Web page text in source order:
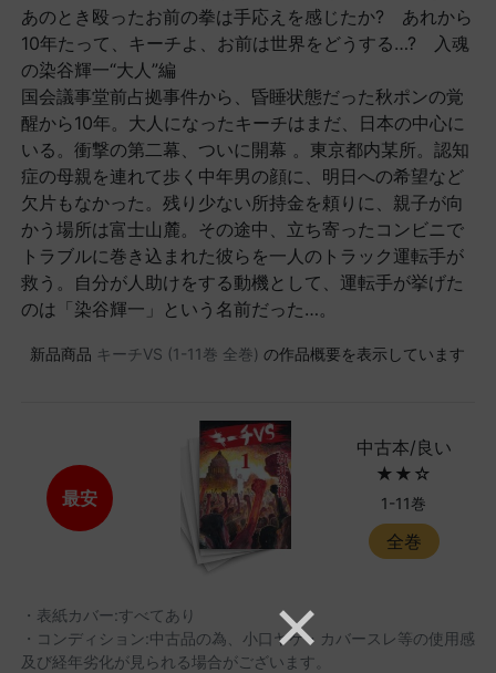
あのとき殴ったお前の拳は手応えを感じたか? あれから
10年たって、キーチよ、お前は世界をどうする…? 入魂
の染谷輝一“大人”編
国会議事堂前占拠事件から、昏睡状態だった秋ポンの覚
醒から10年。大人になったキーチはまだ、日本の中心に
いる。衝撃の第二幕、ついに開幕 。東京都内某所。認知
症の母親を連れて歩く中年男の顔に、明日への希望など
欠片もなかった。残り少ない所持金を頼りに、親子が向
かう場所は富士山麓。その途中、立ち寄ったコンビニで
トラブルに巻き込まれた彼らを一人のトラック運転手が
救う。自分が人助けをする動機として、運転手が挙げた
のは「染谷輝一」という名前だった…。
新品商品 キーチVS (1-11巻 全巻) の作品概要を表示しています
最安
中古本/良い
★★☆
1-11巻
全巻
・表紙カバー:すべてあり
・コンディション:中古品の為、小口ヤケ・カバースレ等の使用感
及び経年劣化が見られる場合がございます。